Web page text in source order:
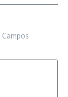
Campos